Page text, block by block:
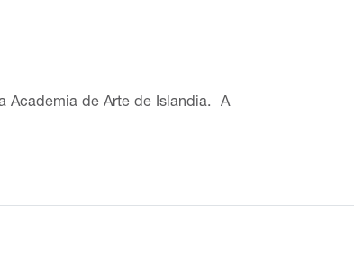
Academia de Arte de Islandia. A
piedras para representar los